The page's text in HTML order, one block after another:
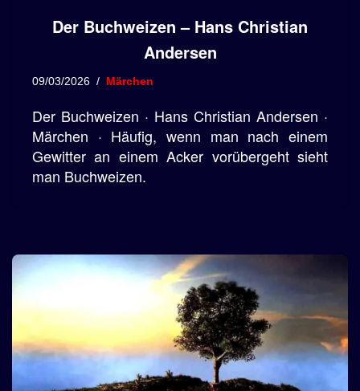
Der Buchweizen – Hans Christian
Andersen
09/03/2026 Märchen
Der Buchweizen · Hans Christian Andersen ·
Märchen · Häufig, wenn man nach einem
Gewitter an einem Acker vorübergeht sieht
man Buchweizen.